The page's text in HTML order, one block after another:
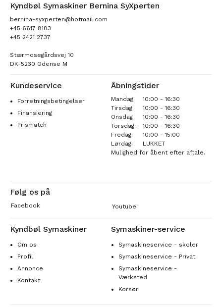
Kyndbøl Symaskiner Bernina SyXperten
bernina-syxperten@hotmail.com
+45 6617 8183
+45 2421 2737
Stærmosegårdsvej 10
DK-5230 Odense M
Kundeservice
Forretningsbetingelser
Finansiering
Prismatch
Åbningstider
Mandag
10:00 - 16:30
Tirsdag
10:00 - 16:30
Onsdag
10:00 - 16:30
Torsdag:
10:00 - 16:30
Fredag:
10:00 - 15:00
Lørdag:
LUKKET
Mulighed for åbent efter aftale.
Følg os på
Facebook Youtube
Kyndbøl Symaskiner
Om os
Profil
Annonce
Kontakt
Symaskiner-service
Symaskineservice - skoler
Symaskineservice - Privat
Symaskineservice -
Værksted
Korsør